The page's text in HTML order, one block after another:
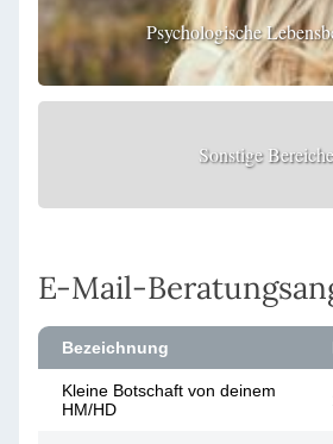
Psychologische
Sonstige Bereiche
E-Mail-
Bezeichnung
Kleine Botschaft von deinem
HM/HD